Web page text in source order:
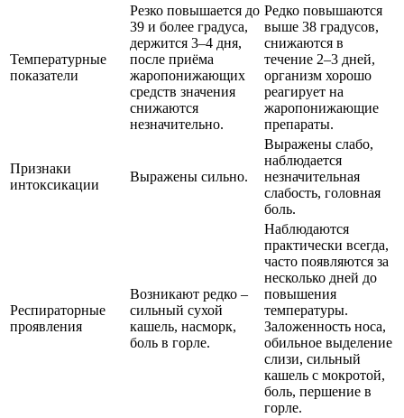
Температурные
показатели
Резко повышается до
39 и более градуса,
держится 3–4 дня,
после приёма
жаропонижающих
средств значения
снижаются
незначительно.
Редко повышаются
выше 38 градусов,
снижаются в
течение 2–3 дней,
организм хорошо
реагирует на
жаропонижающие
препараты.
Признаки
интоксикации
Выражены сильно.
Выражены слабо,
наблюдается
незначительная
слабость, головная
боль.
Респираторные
проявления
Возникают редко –
сильный сухой
кашель, насморк,
боль в горле.
Наблюдаются
практически всегда,
часто появляются за
несколько дней до
повышения
температуры.
Заложенность носа,
обильное выделение
слизи, сильный
кашель с мокротой,
боль, першение в
горле.